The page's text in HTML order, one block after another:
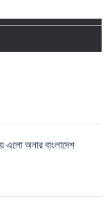
এলো অনার বাংলাদেশ